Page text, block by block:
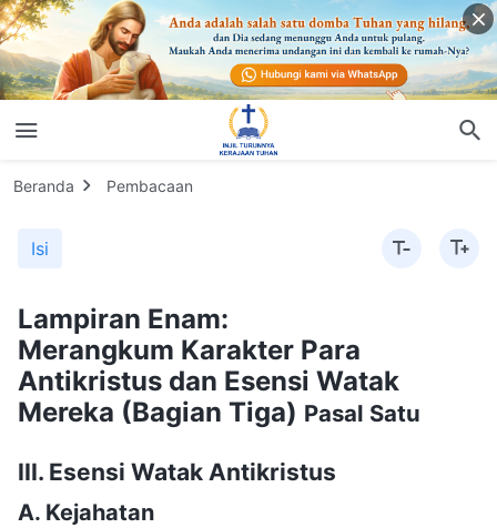
Beranda Pembacaan
Isi
Lampiran Enam:
Merangkum Karakter Para
Antikristus dan Esensi Watak
Mereka (Bagian Tiga) Pasal Satu
III. Esensi Watak Antikristus
A. Kejahatan